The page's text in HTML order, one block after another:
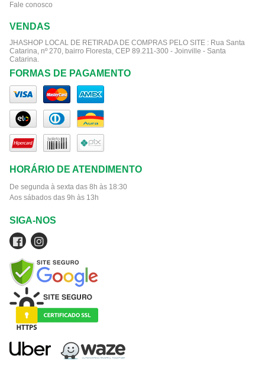
Fale conosco
VENDAS
JHASHOP LOCAL DE RETIRADA DE COMPRAS PELO SITE : Rua Santa
Catarina, nº 270, bairro Floresta, CEP 89.211-300 - Joinville - Santa
Catarina.
FORMAS DE PAGAMENTO
HORÁRIO DE ATENDIMENTO
De segunda à sexta das 8h às 18:30
Aos sábados das 9h às 13h
SIGA-NOS